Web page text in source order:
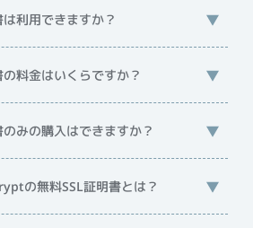
は利用できますか？
の料金はいくらですか？
のみの購入はできますか？
の無料SSL証明書とは？